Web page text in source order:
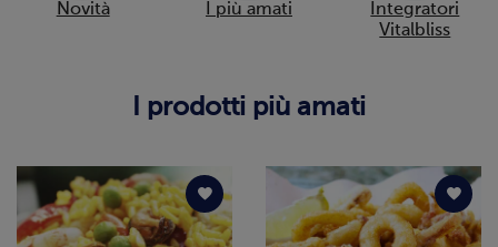
Novità I più amati
Integratori
Vitalbliss
I prodotti più amati